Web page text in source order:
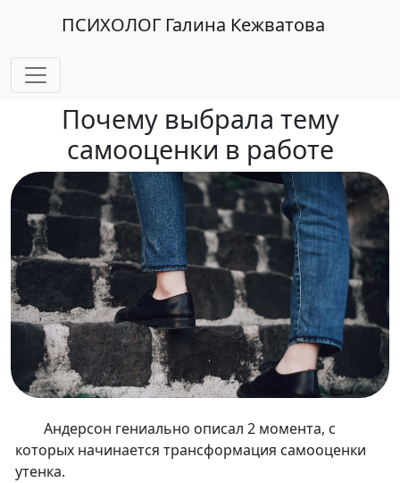
ПСИХОЛОГ Галина Кежватова
Почему выбрала тему
самооценки в работе
Андерсон гениально описал 2 момента, с
которых начинается трансформация самооценки
утенка.